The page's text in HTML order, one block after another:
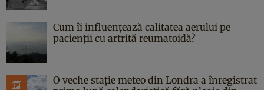
Cum îi influențează calitatea aerului pe
pacienții cu artrită reumatoidă?
O veche stație meteo din Londra a înregistrat